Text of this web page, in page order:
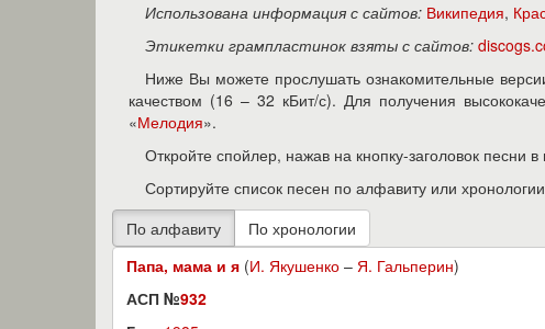
Использована информация с сайтов: Википедия,
Этикетки грампластинок взяты с сайтов:
Ниже Вы можете прослушать ознакомительные
качеством (16 – 32 кБит/с). Для получения
«Мелодия».
Откройте спойлер, нажав на кнопку-заголовок песни
Сортируйте список песен по алфавиту или
Папа, мама и я (И. Якушенко – Я. Гальперин)
АСП №932